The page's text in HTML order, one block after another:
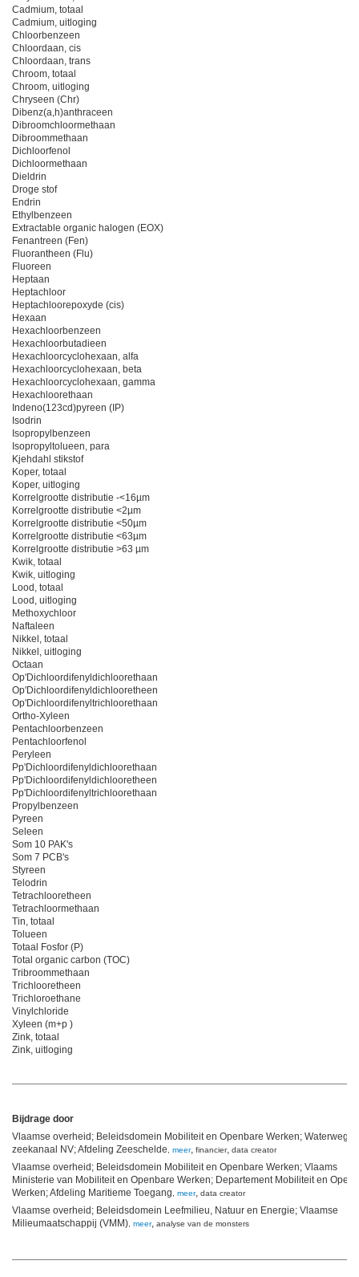
Cadmium, totaal
Cadmium, uitloging
Chloorbenzeen
Chloordaan, cis
Chloordaan, trans
Chroom, totaal
Chroom, uitloging
Chryseen (Chr)
Dibenz(a,h)anthraceen
Dibroomchloormethaan
Dibroommethaan
Dichloorfenol
Dichloormethaan
Dieldrin
Droge stof
Endrin
Ethylbenzeen
Extractable organic halogen (EOX)
Fenantreen (Fen)
Fluorantheen (Flu)
Fluoreen
Heptaan
Heptachloor
Heptachloorepoxyde (cis)
Hexaan
Hexachloorbenzeen
Hexachloorbutadieen
Hexachloorcyclohexaan, alfa
Hexachloorcyclohexaan, beta
Hexachloorcyclohexaan, gamma
Hexachloorethaan
Indeno(123cd)pyreen (IP)
Isodrin
Isopropylbenzeen
Isopropyltolueen, para
Kjehdahl stikstof
Koper, totaal
Koper, uitloging
Korrelgrootte distributie -<16µm
Korrelgrootte distributie <2µm
Korrelgrootte distributie <50µm
Korrelgrootte distributie <63µm
Korrelgrootte distributie >63 µm
Kwik, totaal
Kwik, uitloging
Lood, totaal
Lood, uitloging
Methoxychloor
Naftaleen
Nikkel, totaal
Nikkel, uitloging
Octaan
Op'Dichloordifenyldichloorethaan
Op'Dichloordifenyldichlooretheen
Op'Dichloordifenyltrichloorethaan
Ortho-Xyleen
Pentachloorbenzeen
Pentachloorfenol
Peryleen
Pp'Dichloordifenyldichloorethaan
Pp'Dichloordifenyldichlooretheen
Pp'Dichloordifenyltrichloorethaan
Propylbenzeen
Pyreen
Seleen
Som 10 PAK's
Som 7 PCB's
Styreen
Telodrin
Tetrachlooretheen
Tetrachloormethaan
Tin, totaal
Tolueen
Totaal Fosfor (P)
Total organic carbon (TOC)
Tribroommethaan
Trichlooretheen
Trichloroethane
Vinylchloride
Xyleen (m+p )
Zink, totaal
Zink, uitloging
Bijdrage door
Vlaamse overheid; Beleidsdomein Mobiliteit en Openbare Werken;
zeekanaal NV; Afdeling Zeeschelde, meer, financier, data creator
Vlaamse overheid; Beleidsdomein Mobiliteit en Openbare Werken; Vlaams
Ministerie van Mobiliteit en Openbare Werken; Departement Mobiliteit en
Werken; Afdeling Maritieme Toegang, meer, data creator
Vlaamse overheid; Beleidsdomein Leefmilieu, Natuur en Energie; Vlaamse
Milieumaatschappij (VMM), meer, analyse van de monsters